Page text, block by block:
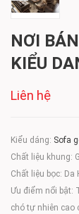
NƠI
KIỂU
Liên hệ
Kiểu dáng: Sofa
Chất liệu khung:
Chất liệu bọc: Da
Ưu điểm nổi bật:
chó tự nhiên cao